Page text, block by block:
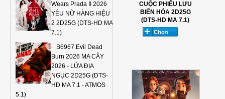
Wears Prada II 2026
YÊU NỮ HÀNG HIỆU
2 2D25G (DTS-HD MA
7.1)
B6967.Evil Dead
Burn 2026 MA CÂY
2026 - LỬA ĐỊA
NGỤC 2D25G (DTS-
HD MA 7.1 - ATMOS
5.1)
CUỘC PHIÊU LƯU
BIẾN HÓA 2D25G
(DTS-HD MA 7.1)